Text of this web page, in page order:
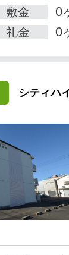
敷金 0
礼金 0
シティハ